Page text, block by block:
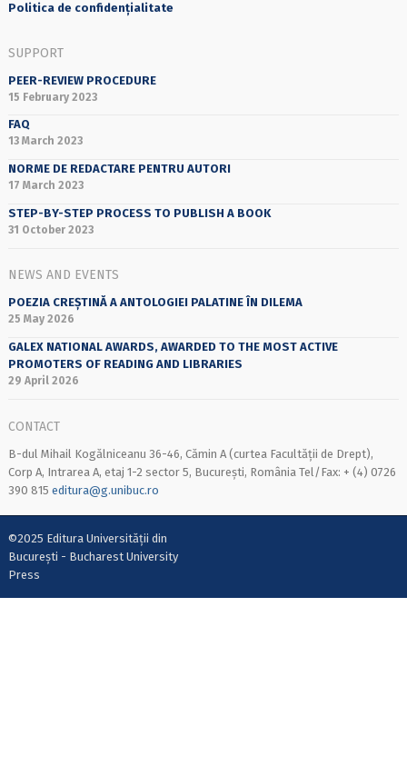
Politica de confidențialitate
SUPPORT
PEER-REVIEW PROCEDURE
15 February 2023
FAQ
13 March 2023
NORME DE REDACTARE PENTRU AUTORI
17 March 2023
STEP-BY-STEP PROCESS TO PUBLISH A BOOK
31 October 2023
NEWS AND EVENTS
POEZIA CREȘTINĂ A ANTOLOGIEI PALATINE ÎN DILEMA
25 May 2026
GALEX NATIONAL AWARDS, AWARDED TO THE MOST ACTIVE
PROMOTERS OF READING AND LIBRARIES
29 April 2026
CONTACT
B-dul Mihail Kogălniceanu 36-46, Cămin A (curtea Facultății de Drept),
Corp A, Intrarea A, etaj 1-2 sector 5, București, România Tel/Fax: + (4) 0726
390 815 editura@g.unibuc.ro
©2025 Editura Universității din
București - Bucharest University
Press